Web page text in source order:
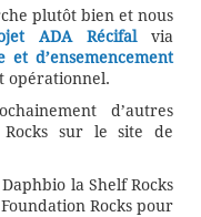
plutôt bien et nous
ADA Récifalvia
d’ensemencement
opérationnel.
d’autres
sur le site de
la Shelf Rocks
Rocks pour